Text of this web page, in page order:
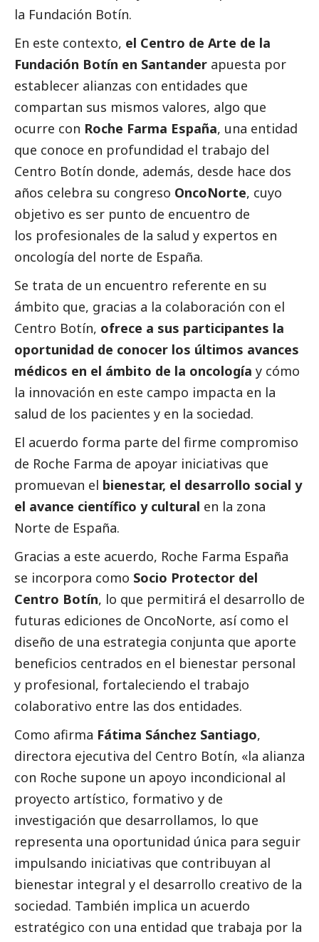
la Fundación Botín.
En este contexto, el Centro de Arte de la
Fundación Botín en Santander apuesta por
establecer alianzas con entidades que
compartan sus mismos valores, algo que
ocurre con Roche Farma España, una entidad
que conoce en profundidad el trabajo del
Centro Botín donde, además, desde hace dos
años celebra su congreso OncoNorte, cuyo
objetivo es ser punto de encuentro de
los profesionales de la salud y expertos en
oncología del norte de España.
Se trata de un encuentro referente en su
ámbito que, gracias a la colaboración con el
Centro Botín, ofrece a sus participantes la
oportunidad de conocer los últimos avances
médicos en el ámbito de la oncología y cómo
la innovación en este campo impacta en la
salud de los pacientes y en la sociedad.
El acuerdo forma parte del firme compromiso
de Roche Farma de apoyar iniciativas que
promuevan el bienestar, el desarrollo social y
el avance científico y cultural en la zona
Norte de España.
Gracias a este acuerdo, Roche Farma España
se incorpora como Socio Protector del
Centro Botín, lo que permitirá el desarrollo de
futuras ediciones de OncoNorte, así como el
diseño de una estrategia conjunta que aporte
beneficios centrados en el bienestar personal
y profesional, fortaleciendo el trabajo
colaborativo entre las dos entidades.
Como afirma Fátima Sánchez Santiago,
directora ejecutiva del Centro Botín, «la alianza
con Roche supone un apoyo incondicional al
proyecto artístico, formativo y de
investigación que desarrollamos, lo que
representa una oportunidad única para seguir
impulsando iniciativas que contribuyan al
bienestar integral y el desarrollo creativo de la
sociedad. También implica un acuerdo
estratégico con una entidad que trabaja por la